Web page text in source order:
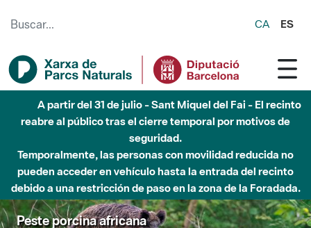
CA ES
A partir del 31 de julio - Sant Miquel del Fai - El recinto
reabre al público tras el cierre temporal por motivos de
seguridad.
Temporalmente, las personas con movilidad reducida no
pueden acceder en vehículo hasta la entrada del recinto
debido a una restricción de paso en la zona de la Foradada.
Peste porcina africana